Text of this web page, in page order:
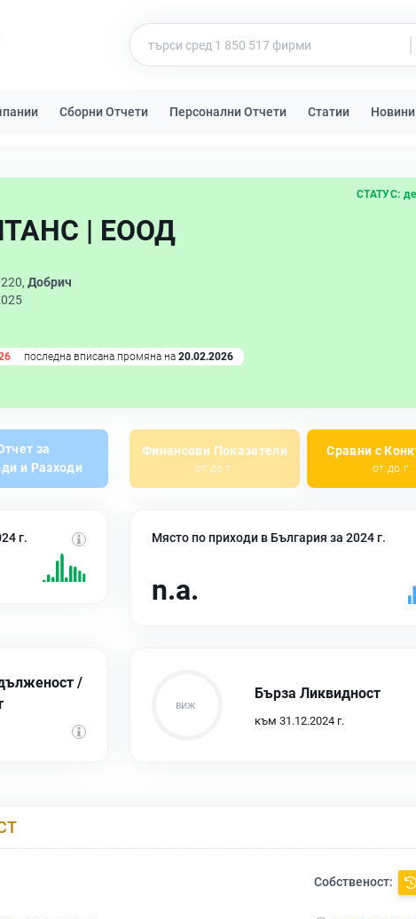
Сборни Отчети Персонални Отчети Статии Новини
| ЕООД
СТАТУС:
Добрич
последна вписана промяна на 20.02.2026
за
и Разходи
Финансови Показатели
от до г.
Сравни с
от до г.
г. Място по приходи в България за 2024 г.
n.a.
/
Бърза Ликвидност
към 31.12.2024 г.
Собственост: